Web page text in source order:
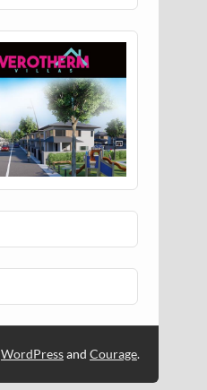
WordPressand Courage.